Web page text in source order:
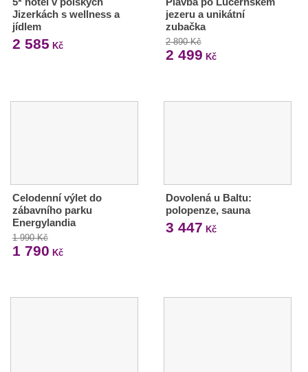
Jizerkách s wellness a
jídlem
2 585 Kč
jezeru a unikátní
zubačka
2 890 Kč
2 499 Kč
Celodenní výlet do
zábavního parku
Energylandia
1 990 Kč
1 790 Kč
Dovolená u Baltu:
polopenze, sauna
3 447 Kč